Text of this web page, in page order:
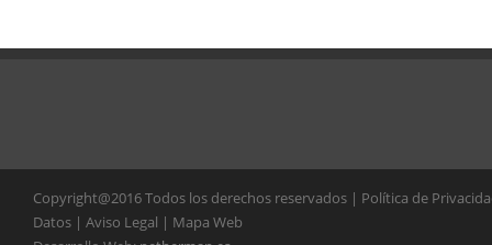
Copyright@2016 Todos los derechos reservados | Política de
Datos | Aviso Legal | Mapa Web